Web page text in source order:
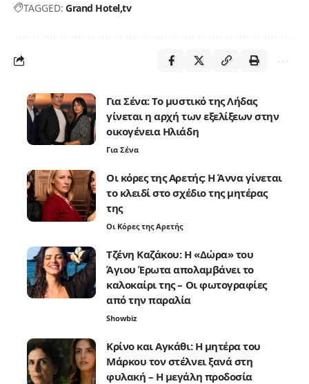
TAGGED: Grand Hoteltv
Για Σένα: Το μυστικό της Λήδας
γίνεται η αρχή των εξελίξεων στην
οικογένεια Ηλιάδη
Για Σένα
Οι κόρες της Αρετής: Η Άννα γίνεται
το κλειδί στο σχέδιο της μητέρας
της
Οι Κόρες της Αρετής
Τζένη Καζάκου: Η «Δώρα» του
Άγιου Έρωτα απολαμβάνει το
καλοκαίρι της – Οι φωτογραφίες
από την παραλία
Showbiz
Κρίνο και Αγκάθι: Η μητέρα του
Μάρκου τον στέλνει ξανά στη
φυλακή – Η μεγάλη προδοσία